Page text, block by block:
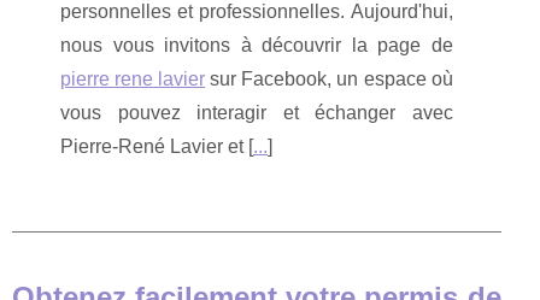
personnelles et professionnelles. Aujourd'hui,
nous vous invitons à découvrir la page de
pierre rene lavier sur Facebook, un espace où
vous pouvez interagir et échanger avec
Pierre-René Lavier et [...]